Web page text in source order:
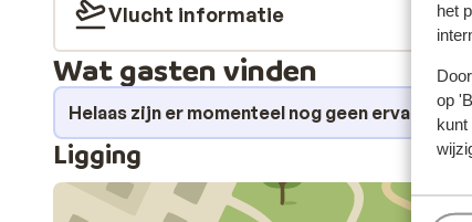
het
op
kunt
Vlucht informatie
Wat gasten vinden
Helaas zijn er momenteel nog geen
Ligging